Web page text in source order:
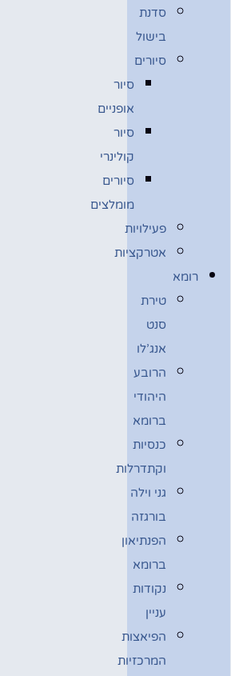
סדנת
בישול
סיורים
סיור
אופניים
סיור
קולינרי
סיורים
מומלצים
פעילויות
אטרקציות
רומא
טירת
סנט
אנג’לו
הרובע
היהודי
ברומא
כנסיות
וקתדרלות
גני וילה
בורגזה
הפנתיאון
ברומא
נקודות
עניין
הפיאצות
המרכזיות